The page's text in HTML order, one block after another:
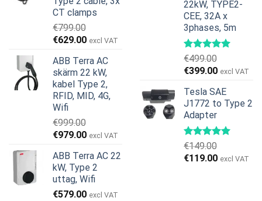
€599.00.€379.00.
CT clamps
€799.00
Det
priset
var:
€799.00.
€629.00Det
priset
är:
€629.00.
excl VAT
ABB Terra AC
skärm 22 kW,
kabel Type 2,
RFID, MID, 4G,
Wifi
€999.00
Det
priset
var:
€999.00.
€979.00Det
priset
är:
€979.00.
excl VAT
ABB Terra AC 22
kW, Type 2
uttag, Wifi
€579.00 excl VAT
22kW, TYPE2-
CEE, 32A x
3phases, 5m
€499.00
Det
priset
var:
€499.00.
€399.00Det
priset
är:
excl VAT
Tesla SAE
J1772 to Type 2
Adapter
€149.00
Det
€119.00Det
excl VAT